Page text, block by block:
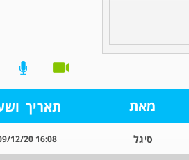
מאת תאריך
סיגל 16:08 09/12/20